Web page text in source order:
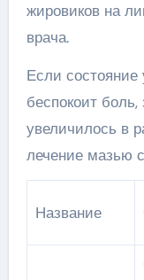
жировиков на
врача.
Если состояние
беспокоит
увеличилось в
лечение мазью
Название